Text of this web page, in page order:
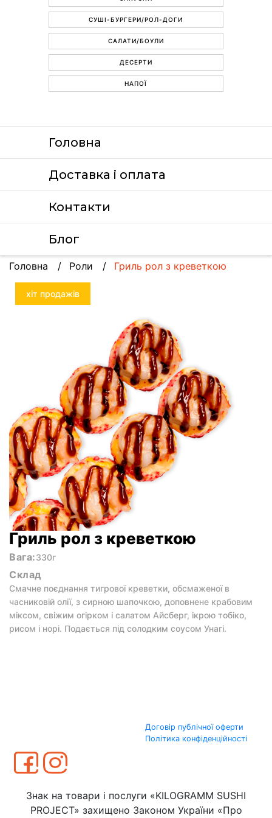
СУШІ-БУРГЕРИ/РОЛ-ДОГИ
САЛАТИ/БОУЛИ
ДЕСЕРТИ
НАПОЇ
Головна
Доставка i оплата
Контакти
Блог
Головна Роли Гриль рол з креветкою
хіт продажів
Гриль рол з креветкою
Вага:330г
Склад
Смачне поєднання тигрової креветки, обсмаженої в
часниковій олії, з сирною шапочкою, доповнене крабовим
міксом, свіжим огірком і салатом Айсберг, ікрою тобіко,
рисом і норі. Подається під солодким соусом Унагі.
Договір публічної оферти
Політика конфіденційності
Знак на товари і послуги «KILOGRAMM SUSHI
PROJECT» захищено Законом України «Про